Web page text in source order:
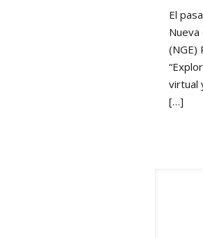
El
Nueva
(NGE)
virtual
[…]